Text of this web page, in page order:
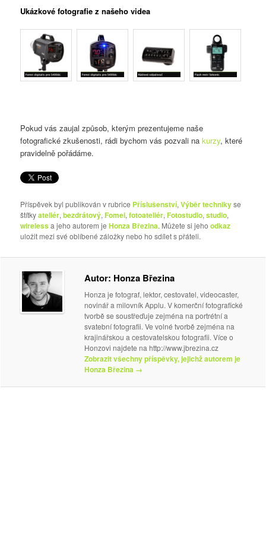
Ukázkové fotografie z našeho videa
Pokud vás zaujal způsob, kterým prezentujeme naše
fotografické zkušenosti, rádi bychom vás pozvali nakurzy, které
pravidelně pořádáme.
Příspěvek byl publikován v rubrice Příslušenství,Výběr technikyse
štítkyateliér,bezdrátový,Fomei,fotoateliér,Fotostudio,studio,
wirelessa jeho autorem jeHonza Březina. Můžete si jehoodkaz
uložit mezi své oblíbené záložky nebo ho sdílet s přáteli.
Autor: Honza Březina
Honza je fotograf, lektor, cestovatel, videocaster,
novinář a milovník Applu. V komerční fotografické
tvorbě se soustřeďuje zejména na portrétní a
svatební fotografii. Ve volné tvorbě zejména na
krajinářskou a cestovatelskou fotografii. Více o
Honzovi najdete na http://www.jbrezina.cz
Zobrazit všechny příspěvky, jejichž autorem je
Honza Březina →